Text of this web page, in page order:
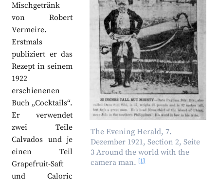
The Evening Herald, 7.
Dezember 1921, Section 2, Seite
3 Around the world with the
camera man. [1]
Mischgetränk
von Robert
Vermeire.
Erstmals
publiziert er das
Rezept in seinem
1922
erschienenen
Buch „Cocktails“.
Er verwendet
zwei Teile
Calvados und je
einen Teil
Grapefruit-Saft
und Caloric